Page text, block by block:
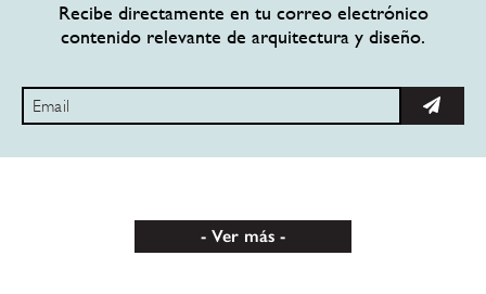
Recibe directamente en tu correo electrónico
contenido relevante de arquitectura y diseño.
Ver más